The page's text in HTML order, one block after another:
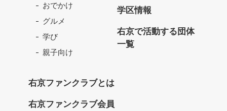
と
おでかけ
グルメ
学び
親子向け
学区情報
右京で活動する団体
一覧
右京ファンクラブとは
右京ファンクラブ会員